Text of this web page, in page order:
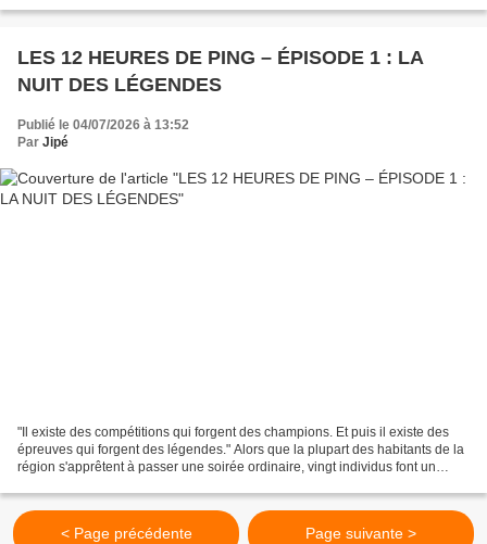
LES 12 HEURES DE PING – ÉPISODE 1 : LA
NUIT DES LÉGENDES
Publié le 04/07/2026 à 13:52
Par Jipé
"Il existe des compétitions qui forgent des champions. Et puis il existe des
épreuves qui forgent des légendes." Alors que la plupart des habitants de la
région s'apprêtent à passer une soirée ordinaire, vingt individus font un
< Page précédente Page suivante >